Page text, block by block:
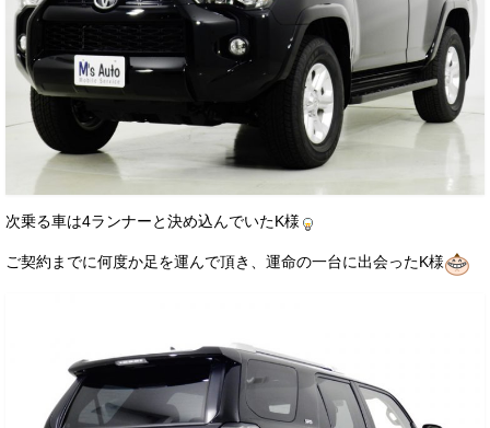
トップメッセージ
スタッフ紹介
ブログ
イベント
ニュース
メールフォーム
電話はこちら
次乗る車は4ランナーと決め込んでいたK様
ご契約までに何度か足を運んで頂き、運命の一台に出会ったK様